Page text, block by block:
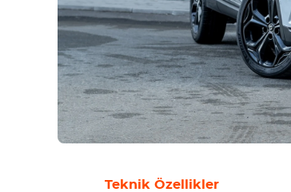
Teknik Özellikler